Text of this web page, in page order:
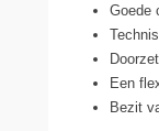
Goede
Een
Bezit